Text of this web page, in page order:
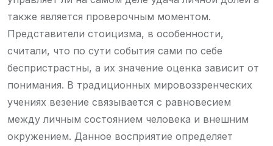
также является проверочным моментом.
Представители стоицизма, в особенности,
считали, что по сути события сами по себе
беспристрастны, а их значение оценка зависит от
понимания. В традиционных мировоззренческих
учениях везение связывается с равновесием
между личным состоянием человека и внешним
окружением. Данное восприятие определяет